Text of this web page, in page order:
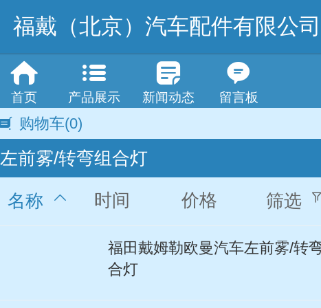
福戴（北京）汽车配件有限公司
首页 产品展示 新闻动态 留言板
购物车(0)
左前雾/转弯组合灯
名称 时间 价格 筛选
福田戴姆勒欧曼汽车左前雾/转
合灯